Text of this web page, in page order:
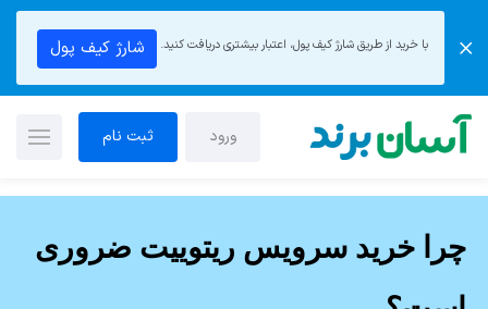
با خرید از طریق شارژ کیف پول، اعتبار بیشتری دریافت کنید. شارژ کیف پول
ورود ثبت نام
چرا خرید سرویس ریتوییت ضروری